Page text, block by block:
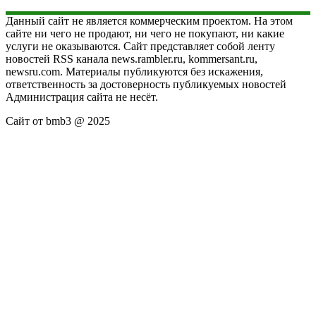
Данный сайт не является коммерческим проектом. На этом
сайте ни чего не продают, ни чего не покупают, ни какие
услуги не оказываются. Сайт представляет собой ленту
новостей RSS канала news.rambler.ru, kommersant.ru,
newsru.com. Материалы публикуются без искажения,
ответственность за достоверность публикуемых новостей
Администрация сайта не несёт.
Сайт от bmb3 @ 2025